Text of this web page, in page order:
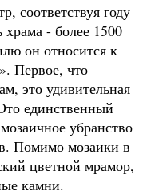
соответствуя году
храма - более 1500
он относится к
Первое, что
это удивительная
единственный
убранство
Помимо мозаики в
цветной мрамор,
камни.